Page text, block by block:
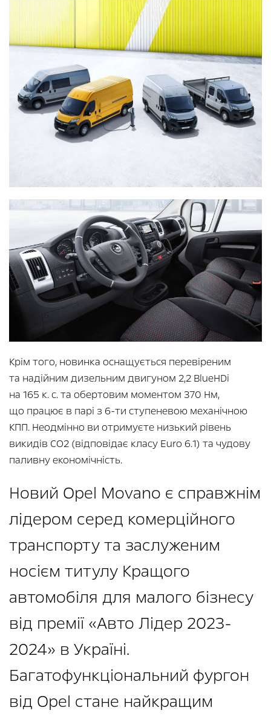
Крім того, новинка оснащується перевіреним
та надійним дизельним двигуном 2,2 BlueHDi
на 165 к. с. та обертовим моментом 370 Нм,
що працює в парі з 6-ти ступеневою механічною
КПП. Неодмінно ви отримуєте низький рівень
викидів CO2 (відповідає класу Euro 6.1) та чудову
паливну економічність.
Новий Opel Movano є справжнім
лідером серед комерційного
транспорту та заслуженим
носієм титулу Кращого
автомобіля для малого бізнесу
від премії «Авто Лідер 2023-
2024» в Україні.
Багатофункціональний фургон
від Opel стане найкращим